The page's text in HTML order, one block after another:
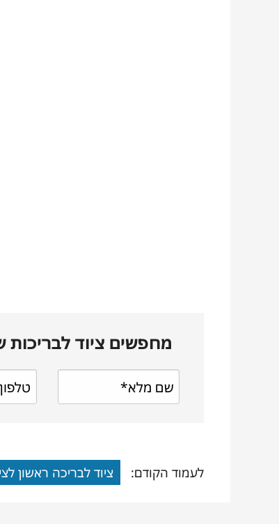
מחפשים ציוד לבריכות
לעמוד הקודם: ציוד לבריכה ראשון